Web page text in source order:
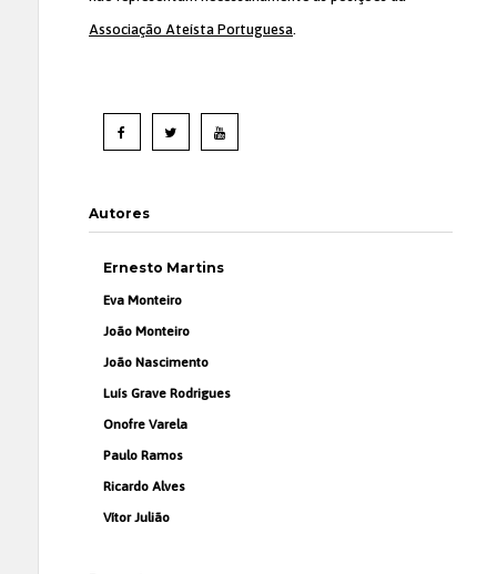
Associação Ateísta Portuguesa.
Autores
Ernesto Martins
Eva Monteiro
João Monteiro
João Nascimento
Luís Grave Rodrigues
Onofre Varela
Paulo Ramos
Ricardo Alves
Vítor Julião